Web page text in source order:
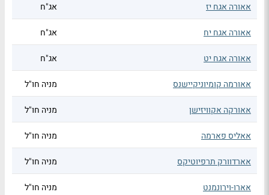
אאורה אגח יז אג"ח
אאורה אגח יח אג"ח
אאורה אגח יט אג"ח
אאורמה קומיוניקיישנס מניה חו"ל
אאורקה אקוויזישן מניה חו"ל
אאליס פארמה מניה חו"ל
אארדוורק תרפיוטיקס מניה חו"ל
אארו-וירונמנט מניה חו"ל